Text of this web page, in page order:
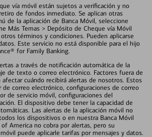
vía móvil están sujetos a verificación y no
de fondos inmediato. Se aplican otras
de la aplicación de Banca Móvil, seleccione
Más Temas > Depósito de Cheque vía Móvil
términos y condiciones. Pueden aplicarse
Este servicio no está disponible para el hijo
for Family Banking.
a través de notificación automática de la
de texto o correo electrónico. Factores fuera de
cuándo recibirá alertas de nosotros. Estos
de correo electrónico, configuraciones de correo
de servicio móvil, configuraciones del
El dispositivo debe tener la capacidad de
Las alertas de la aplicación móvil no
los dispositivos o en nuestra Banca Móvil
America no cobra por alertas, pero su
puede aplicarle tarifas por mensajes y datos.